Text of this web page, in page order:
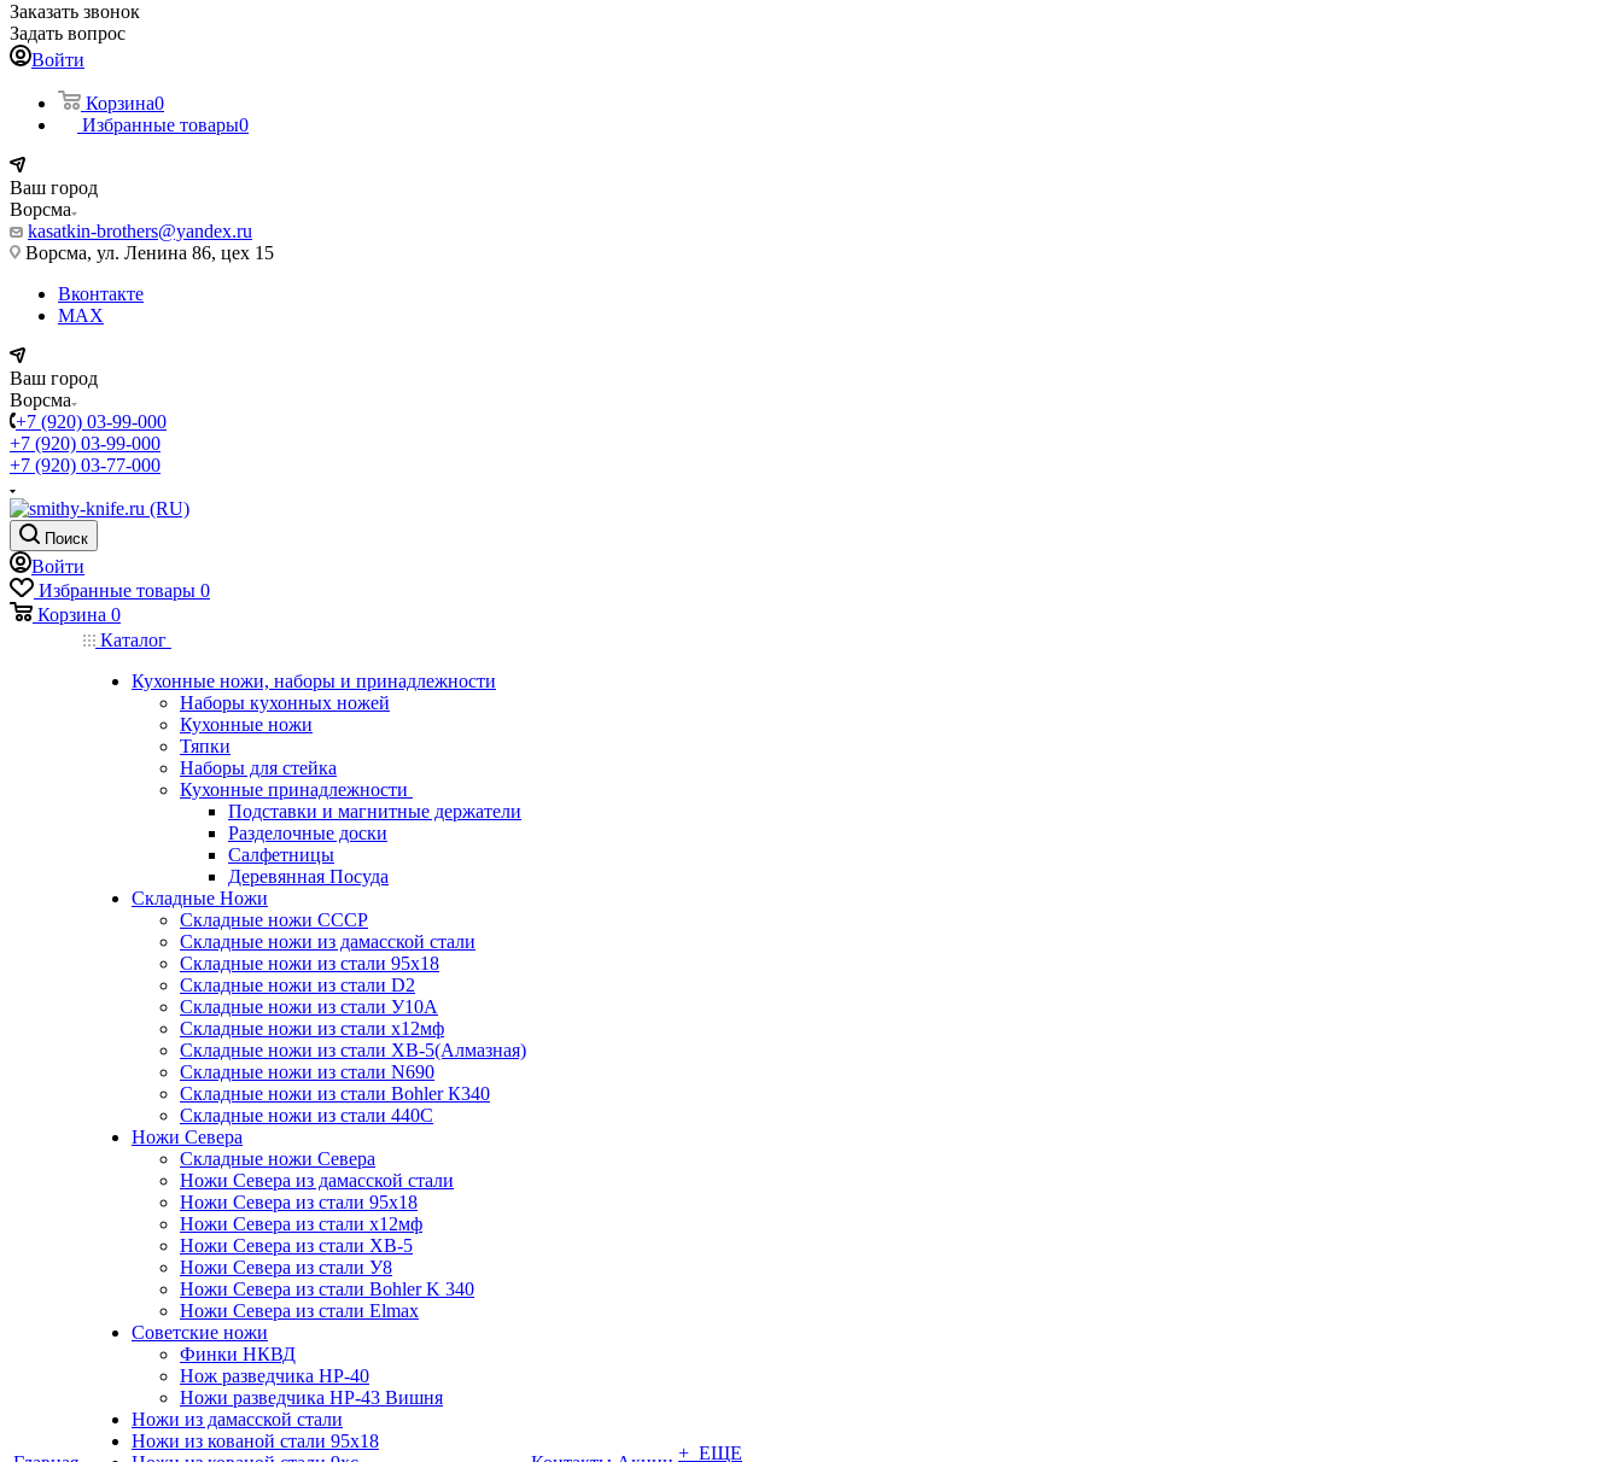
Заказать звонок
Задать вопрос
Войти
Корзина0
Избранные товары0
Ваш город
Ворсма
kasatkin-brothers@yandex.ru
Ворсма, ул. Ленина 86, цех 15
Вконтакте
MAX
Ваш город
Ворсма
+7 (920) 03-99-000
+7 (920) 03-99-000
+7 (920) 03-77-000
Поиск
Войти
Избранные товары 0
Корзина 0
Каталог
Кухонные ножи, наборы и принадлежности
Наборы кухонных ножей
Кухонные ножи
Тяпки
Наборы для стейка
Кухонные принадлежности
Подставки и магнитные держатели
Разделочные доски
Салфетницы
Деревянная Посуда
Складные Ножи
Cкладные ножи СССР
Складные ножи из дамасской стали
Складные ножи из стали 95х18
Складные ножи из стали D2
Складные ножи из стали У10А
Складные ножи из стали х12мф
Складные ножи из стали ХВ-5(Алмазная)
Складные ножи из стали N690
Складные ножи из стали Bohler К340
Складные ножи из стали 440С
Ножи Севера
Складные ножи Севера
Ножи Севера из дамасской стали
Ножи Севера из стали 95х18
Ножи Севера из стали х12мф
Ножи Севера из стали ХВ-5
Ножи Севера из стали У8
Ножи Севера из стали Bohler K 340
Ножи Севера из стали Elmax
Советские ножи
Финки НКВД
Нож разведчика НР-40
Ножи разведчика НР-43 Вишня
Ножи из дамасской стали
Ножи из кованой стали 95х18
+ ЕЩЕ